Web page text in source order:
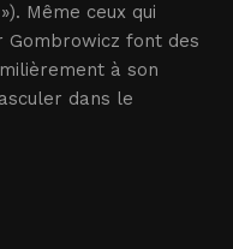
Même ceux qui
font des
à son
dans le